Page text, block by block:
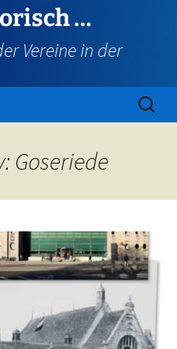
…
Vereine in der
Suchen
nach:
Goseriede